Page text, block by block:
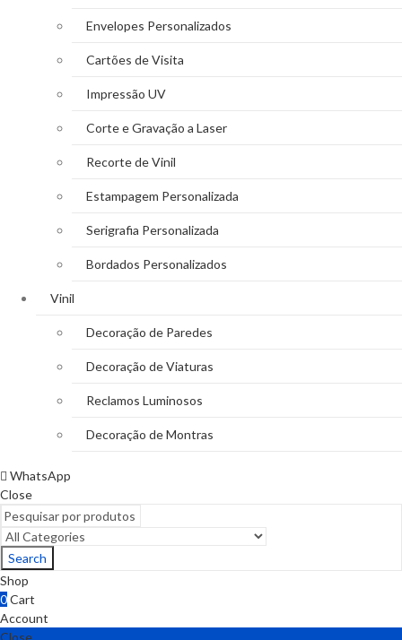
Envelopes Personalizados
Cartões de Visita
Impressão UV
Corte e Gravação a Laser
Recorte de Vinil
Estampagem Personalizada
Serigrafia Personalizada
Bordados Personalizados
Vinil
Decoração de Paredes
Decoração de Viaturas
Reclamos Luminosos
Decoração de Montras
WhatsApp
Close
Search
Shop
0Cart
Account
Close